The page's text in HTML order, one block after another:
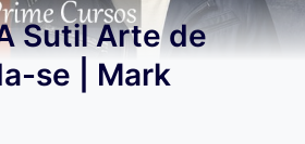
Sutil Arte de
se | Mark